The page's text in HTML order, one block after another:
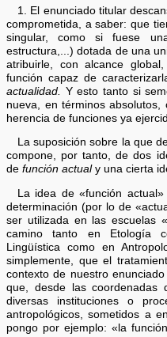
1. El enunciado titular
comprometida, a saber: que
singular, como si fuese
estructura,...) dotada de una
atribuirle, con alcance
función capaz de
actualidad.
Y esto tanto si
nueva, en términos
herencia de funciones ya
La suposición sobre la que
compone, por tanto, de dos
defunción actualy una cierta
La idea de «función
determinación (por lo de
ser utilizada en las escuelas
camino tanto en Etología
Lingüística como en
simplemente, que el
contexto de nuestro
que, desde las coordenadas
diversas instituciones o
antropológicos, sometidos a
pongo por ejemplo: «la